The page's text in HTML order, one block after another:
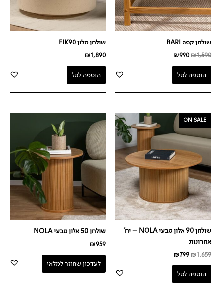
שולחן קפה BARI
₪1,590
₪990
הוספה לסל
שולחן סלון EIK90
₪1,890
הוספה לסל
ON SALE
שולחן 90 אלון טבעי NOLA – יח'
אחרונות
₪1,659
המחיר
המקורי
היה:
₪799
הנוכחי
הוא:
₪799.
הוספה לסל
שולחן 50 אלון טבעי NOLA
₪959
לעדכון שחוזר למלאי